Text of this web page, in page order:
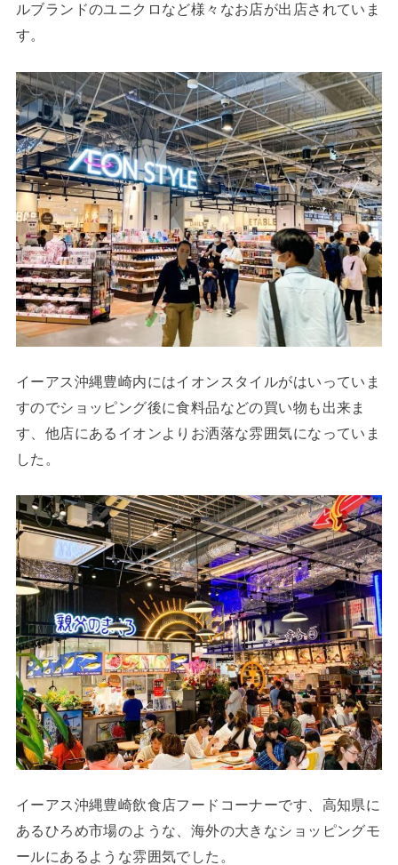
ルブランドのユニクロなど様々なお店が出店されていま
す。
イーアス沖縄豊崎内にはイオンスタイルがはいっていま
すのでショッピング後に食料品などの買い物も出来ま
す、他店にあるイオンよりお洒落な雰囲気になっていま
した。
イーアス沖縄豊崎飲食店フードコーナーです、高知県に
あるひろめ市場のような、海外の大きなショッピングモ
ールにあるような雰囲気でした。